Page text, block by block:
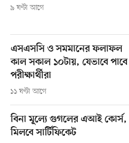
৯ ঘণ্টা আগে
এসএসসি ও সমমানের ফলাফল
কাল সকাল ১০টায়, যেভাবে পাবে
পরীক্ষার্থীরা
১১ ঘণ্টা আগে
বিনা মূল্যে গুগলের এআই কোর্স,
মিলবে সার্টিফিকেট